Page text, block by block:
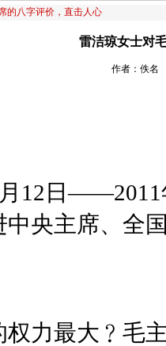
的八字评价，直击人心
雷洁琼女士对
作者：佚名
12日——2011
央主席、全
力最大﹖毛